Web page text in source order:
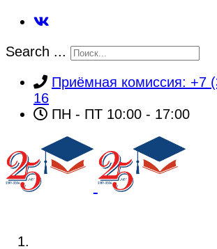
Search ...
Приёмная комиссия: +7
16
ПН - ПТ 10:00 - 17:00